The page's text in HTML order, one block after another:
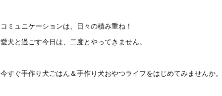
コミュニケーションは、日々の積み重ね！
愛犬と過ごす今日は、二度とやってきません。
今すぐ手作り犬ごはん＆手作り犬おやつライフをはじめてみませんか。